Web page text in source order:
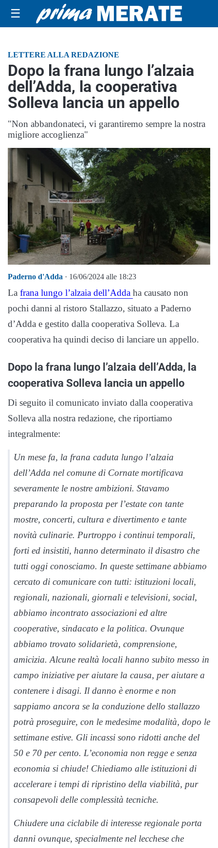
☰
LETTERE ALLA REDAZIONE
Dopo la frana lungo l’alzaia
dell’Adda, la cooperativa
Solleva lancia un appello
"Non abbandonateci, vi garantiremo sempre la nostra
migliore accoglienza"
Paderno d'Adda · 16/06/2024 alle 18:23
La frana lungo l’alzaia dell’Adda ha causato non
pochi danni al ristoro Stallazzo, situato a Paderno
d’Adda e gestito dalla cooperativa Solleva. La
cooperativa ha quindi deciso di lanciare un appello.
Dopo la frana lungo l’alzaia dell’Adda, la
cooperativa Solleva lancia un appello
Di seguito il comunicato inviato dalla cooperativa
Solleva alla nostra redazione, che riportiamo
integralmente:
Un mese fa, la frana caduta lungo l’alzaia
dell’Adda nel comune di Cornate mortificava
severamente le nostre ambizioni. Stavamo
preparando la proposta per l’estate con tante
mostre, concerti, cultura e divertimento e tante
novità culinarie. Purtroppo i continui temporali,
forti ed insistiti, hanno determinato il disastro che
tutti oggi conosciamo. In queste settimane abbiamo
cercato di comunicare con tutti: istituzioni locali,
regionali, nazionali, giornali e televisioni, social,
abbiamo incontrato associazioni ed altre
cooperative, sindacato e la politica. Ovunque
abbiamo trovato solidarietà, comprensione,
amicizia. Alcune realtà locali hanno subito messo in
campo iniziative per aiutare la causa, per aiutare a
contenere i disagi. Il danno è enorme e non
sappiamo ancora se la conduzione dello stallazzo
potrà proseguire, con le medesime modalità, dopo le
settimane estive. Gli incassi sono ridotti anche del
50 e 70 per cento. L’economia non regge e senza
economia si chiude! Chiediamo alle istituzioni di
accelerare i tempi di ripristino della viabilità, pur
consapevoli delle complessità tecniche.
Chiudere una ciclabile di interesse regionale porta
danni ovunque, specialmente nel lecchese che